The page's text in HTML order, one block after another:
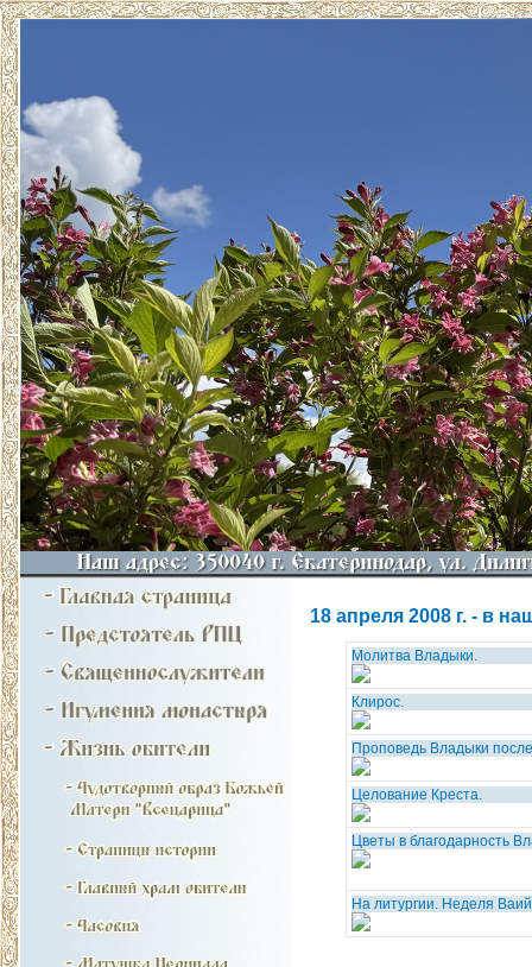
18 апреля 2008 г. - в
Молитва Владыки.
Клирос.
Проповедь Владыки
Целование Креста.
Цветы в благодарность
На литургии. Неделя